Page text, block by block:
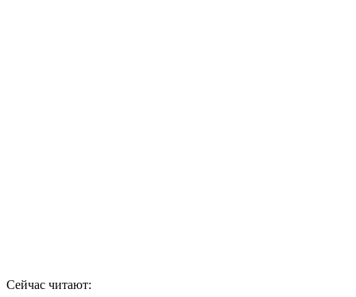
Сейчас читают: